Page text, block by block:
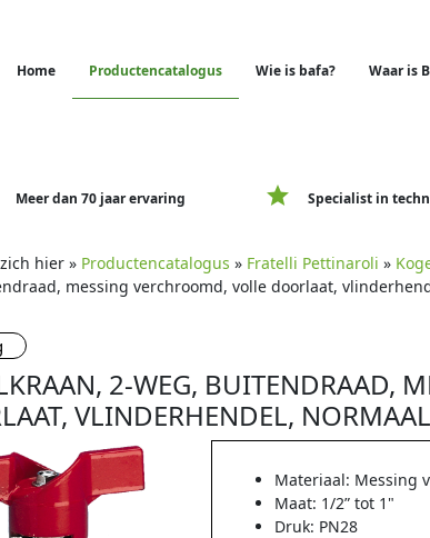
Home Productencatalogus Wie is bafa? Waar is
Meer dan 70 jaar ervaring star Specialist in
hier » Productencatalogus » Fratelli Pettinaroli »
messing verchroomd, volle doorlaat,
2-WEG, BUITENDRAAD,
VLINDERHENDEL,
Materiaal: Messing
Maat: 1/2” tot 1"
Druk: PN28